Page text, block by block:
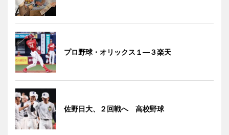
プロ野球・オリックス１―３楽天
佐野日大、２回戦へ 高校野球